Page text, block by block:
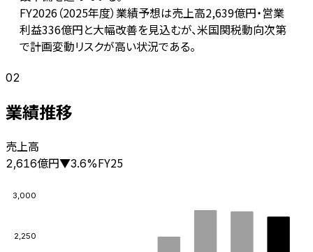
FY2026（2025年度）業績予想は売上高2,639億円・営業
利益336億円と大幅改善を見込むが、米国関税動向次第
で計画変動リスクが高い状況である。
02
業績推移
売上高
2,616億円▼3.6%FY25
2,250
3,000